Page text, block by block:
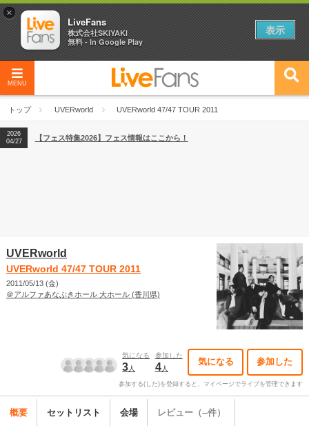
MENU
トップ UVERworld UVERworld 47/47 TOUR 2011
2026
04/27
2026
【ライブ動員ランキング】2026年上半期編発表！
2026
04/27
【フェス特集2026】フェス情報はここから！
UVERworld
UVERworld 47/47 TOUR 2011
2011/05/13 (金)
＠アルファあなぶきホール 大ホール (香川県)
気になる
3人
参加した
4人
気になる 参加した
参加する(した)を登録すると、マイページでライブを管理できます
概要 セットリスト 会場 レビュー（--件）
×
LiveFans
株式会社SKIYAKI
無料 - In Google Play
表示